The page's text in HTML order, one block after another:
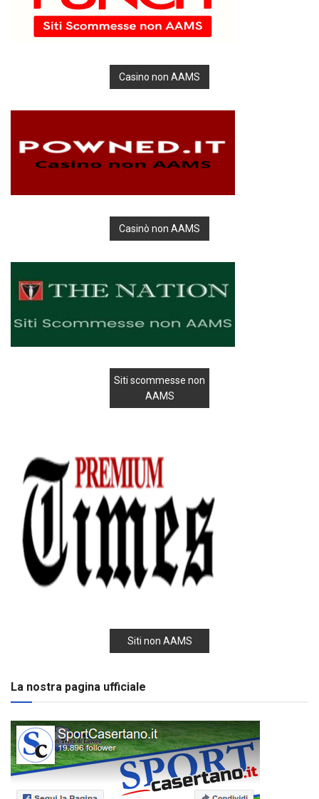
Casino non AAMS
Casinò non AAMS
Siti scommesse non
AAMS
Siti non AAMS
La nostra pagina ufficiale